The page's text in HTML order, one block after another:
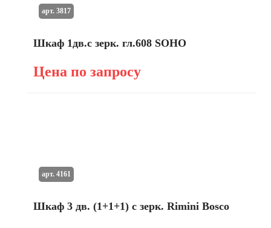
Шкаф 1дв.с зерк. гл.608 SOHO
Цена по запросу
арт. 3817
Шкаф 3 дв. (1+1+1) с зерк. Rimini Bosco
арт. 4161